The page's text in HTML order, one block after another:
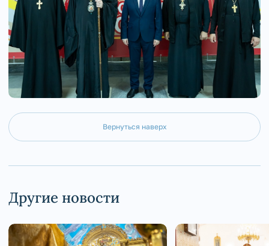
Вернуться наверх
Другие новости